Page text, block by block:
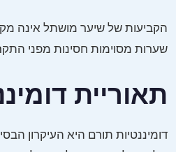
הקביעות של שיער מושתל אינה
שערות מסוימות חסינות מפני
תאוריית
דומיננטיות תורם היא העיקרון